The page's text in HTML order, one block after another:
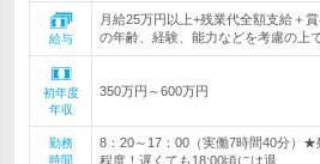
給与
月給25万円以上+残業代全額支給＋
の年齢、経験、能力などを考慮の上
初年度
年収
350万円～600万円
勤務
時間
8：20～17：00（実働7時間40分）★
程度！遅くても18:00頃には退…